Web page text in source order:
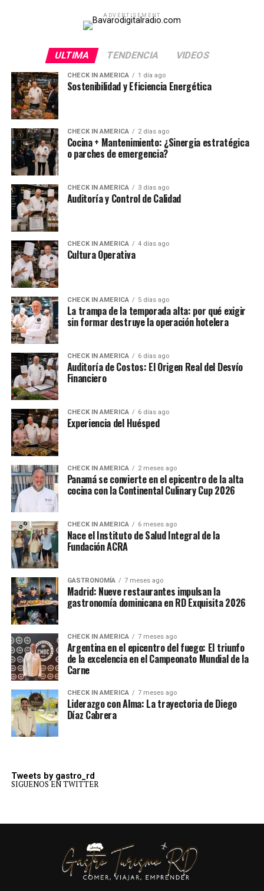
ADVERTISEMENT
ULTIMA TENDENCIA VIDEOS
CHECK IN AMERICA 1 día ago
Sostenibilidad y Eficiencia Energética
CHECK IN AMERICA 2 días ago
Cocina + Mantenimiento: ¿Sinergia estratégica
o parches de emergencia?
CHECK IN AMERICA 3 días ago
Auditoría y Control de Calidad
CHECK IN AMERICA 4 días ago
Cultura Operativa
CHECK IN AMERICA 5 días ago
La trampa de la temporada alta: por qué exigir
sin formar destruye la operación hotelera
CHECK IN AMERICA 6 días ago
Auditoría de Costos: El Origen Real del Desvío
Financiero
CHECK IN AMERICA 6 días ago
Experiencia del Huésped
CHECK IN AMERICA 2 meses ago
Panamá se convierte en el epicentro de la alta
cocina con la Continental Culinary Cup 2026
CHECK IN AMERICA 6 meses ago
Nace el Instituto de Salud Integral de la
Fundación ACRA
GASTRONOMÍA 7 meses ago
Madrid: Nueve restaurantes impulsan la
gastronomía dominicana en RD Exquisita 2026
CHECK IN AMERICA 7 meses ago
Argentina en el epicentro del fuego: El triunfo
de la excelencia en el Campeonato Mundial de la
Carne
CHECK IN AMERICA 7 meses ago
Liderazgo con Alma: La trayectoria de Diego
Díaz Cabrera
Tweets by gastro_rd
SIGUENOS EN TWITTER